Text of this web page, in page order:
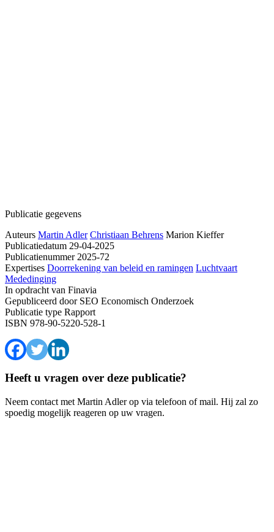
Publicatie gegevens
Auteurs Martin Adler Christiaan Behrens Marion Kieffer
Publicatiedatum 29-04-2025
Publicatienummer2025-72
Expertises Doorrekening van beleid en ramingen Luchtvaart
Mededinging
In opdracht van Finavia
Gepubliceerd doorSEO Economisch Onderzoek
Publicatie type Rapport
ISBN 978-90-5220-528-1
Heeft u vragen over deze publicatie?
Neem contact met Martin Adler op via telefoon of mail. Hij zal zo
spoedig mogelijk reageren op uw vragen.